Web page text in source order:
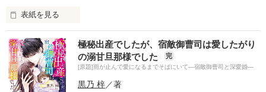
表紙を見る
武藤　優里（むとう　ゆうり）29歳　看護師。今は一人娘の紗
良（さら）を育てながら働くシングルマザー。
竹中　斗真（たけなか　とうま）29歳　救命医。医師になり5
年目。
極秘出産でしたが、宿敵御曹司は愛したがり
の溺甘旦那様でした
完
[原題]雨が止んで愛になるまでそばにいて―宿敵御曹司と深愛婚―
黒乃 梓／著